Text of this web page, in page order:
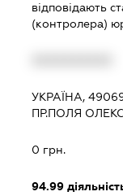
відповідають
(контролера)
УКРАЇНА,
ПР.ПОЛЯ
0 грн.
94.99